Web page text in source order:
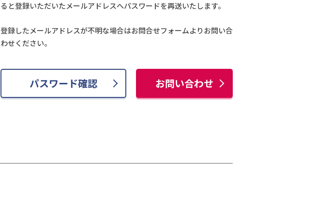
ると登録いただいたメールアドレスへパスワードを再送いたします。
登録したメールアドレスが不明な場合はお問合せフォームよりお問い合
わせください。
パスワード確認 お問い合わせ